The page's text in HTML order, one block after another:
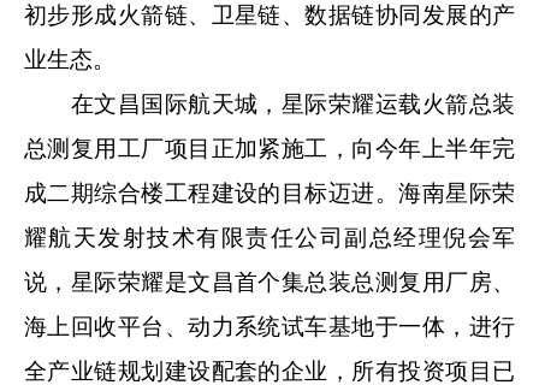
初步形成火箭链、卫星链、数据链协同发展的产
业生态。
在文昌国际航天城，星际荣耀运载火箭总装
总测复用工厂项目正加紧施工，向今年上半年完
成二期综合楼工程建设的目标迈进。海南星际荣
耀航天发射技术有限责任公司副总经理倪会军
说，星际荣耀是文昌首个集总装总测复用厂房、
海上回收平台、动力系统试车基地于一体，进行
全产业链规划建设配套的企业，所有投资项目已